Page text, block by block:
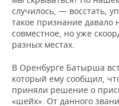
случилось, — восстать,
такое признание давало
совместное, но уже
разных местах.
В Оренбурге Батырша
который ему сообщил,
приняли решение о
«шейх». От данного